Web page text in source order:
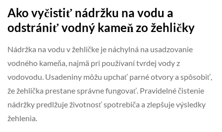
Ako vyčistiť nádržku na vodu a
odstrániť vodný kameň zo žehličky
Nádržka na vodu v žehličke je náchylná na usadzovanie
vodného kameňa, najmä pri používaní tvrdej vody z
vodovodu. Usadeniny môžu upchať parné otvory a spôsobiť,
že žehlička prestane správne fungovať. Pravidelné čistenie
nádržky predlžuje životnosť spotrebiča a zlepšuje výsledky
žehlenia.